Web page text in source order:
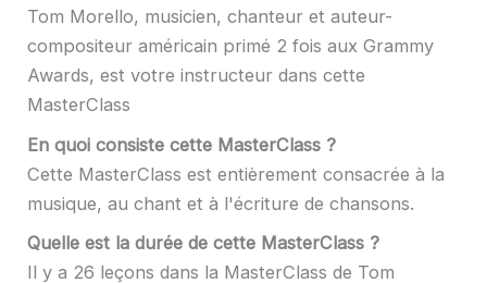
Tom Morello, musicien, chanteur et auteur-
compositeur américain primé 2 fois aux Grammy
Awards, est votre instructeur dans cette
MasterClass
En quoi consiste cette MasterClass ?
Cette MasterClass est entièrement consacrée à la
musique, au chant et à l'écriture de chansons.
Quelle est la durée de cette MasterClass ?
Il y a 26 leçons dans la MasterClass de Tom